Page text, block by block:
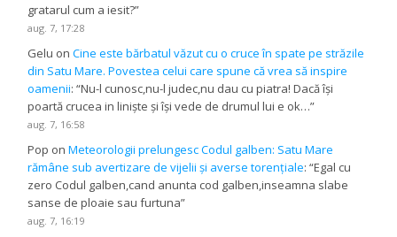
gratarul cum a iesit?”
aug. 7, 17:28
Gelu onCine este bărbatul văzut cu o cruce în spate pe străzile
din Satu Mare. Povestea celui care spune că vrea să inspire
oamenii: “Nu-l cunosc,nu-l judec,nu dau cu piatra! Dacă își
poartă crucea in liniște și își vede de drumul lui e ok…”
aug. 7, 16:58
Pop onMeteorologii prelungesc Codul galben: Satu Mare
rămâne sub avertizare de vijelii și averse torențiale: “Egal cu
zero Codul galben,cand anunta cod galben,inseamna slabe
sanse de ploaie sau furtuna”
aug. 7, 16:19